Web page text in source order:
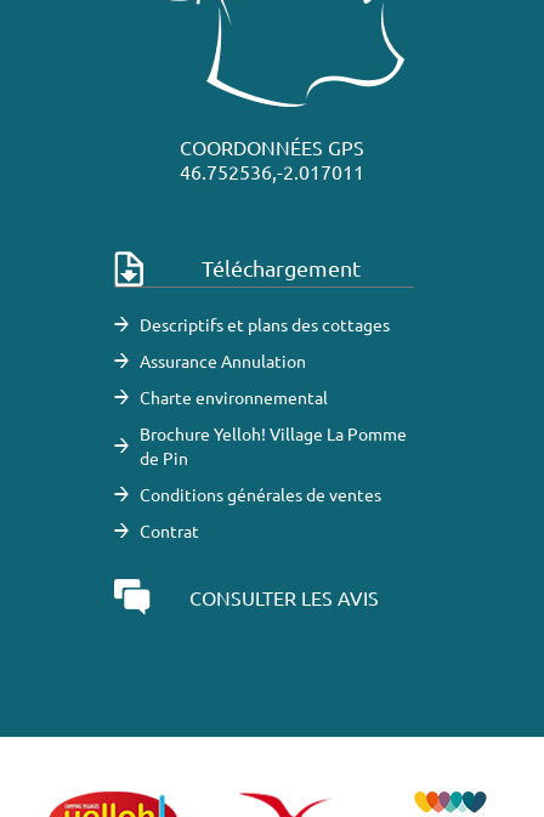
COORDONNÉES GPS
46.752536,-2.017011
Téléchargement
Descriptifs et plans des cottages
Assurance Annulation
Charte environnemental
Brochure Yelloh! Village La Pomme
de Pin
Conditions générales de ventes
Contrat
CONSULTER LES AVIS